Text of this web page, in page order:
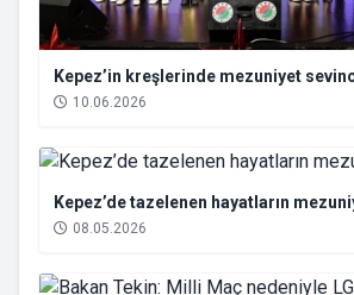
Kepez’in kreşlerinde mezuniyet
10.06.2026
Kepez’de tazelenen hayatların
08.05.2026